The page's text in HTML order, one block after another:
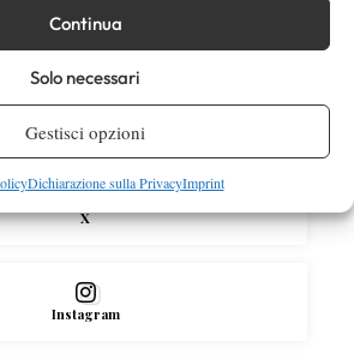
Continua
Solo necessari
Gestisci opzioni
Dichiarazione sulla PrivacyImprint
SOCIAL
X
Instagram